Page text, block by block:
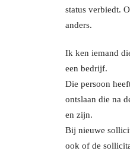
status verbiedt.
anders.
Ik ken iemand
een bedrijf.
Die persoon
ontslaan die na
en zijn.
Bij nieuwe
ook of de